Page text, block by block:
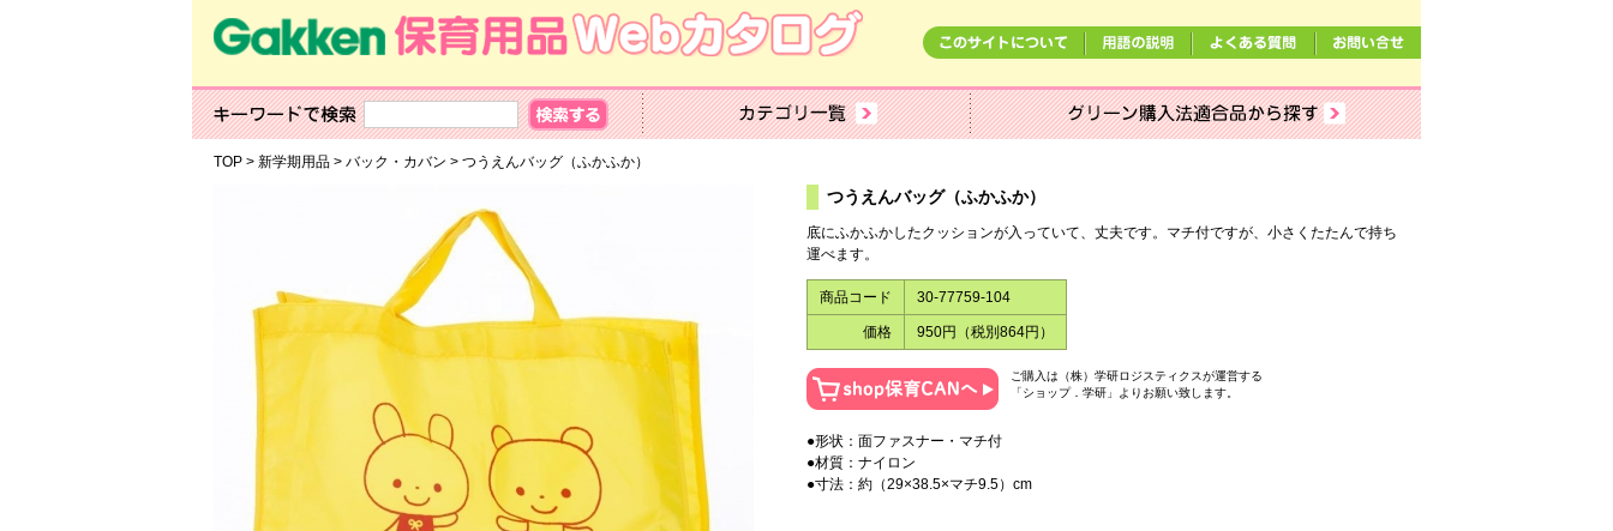
TOP> 新学期用品> バック・カバン > つうえんバッグ（ふかふか）
つうえんバッグ（ふかふか）
底にふかふかしたクッションが入っていて、丈夫です。マチ付ですが、小さくたたんで持ち
運べます。
商品コード 30-77759-104
価格 950円（税別864円）
ご購入は（株）学研ロジスティクスが運営する
「ショップ．学研」よりお願い致します。
●形状：面ファスナー・マチ付
●材質：ナイロン
●寸法：約（29×38.5×マチ9.5）cm